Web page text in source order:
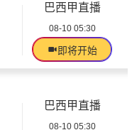
巴西甲直播
08-10 05:30
即将开始
巴西甲直播
08-10 05:30